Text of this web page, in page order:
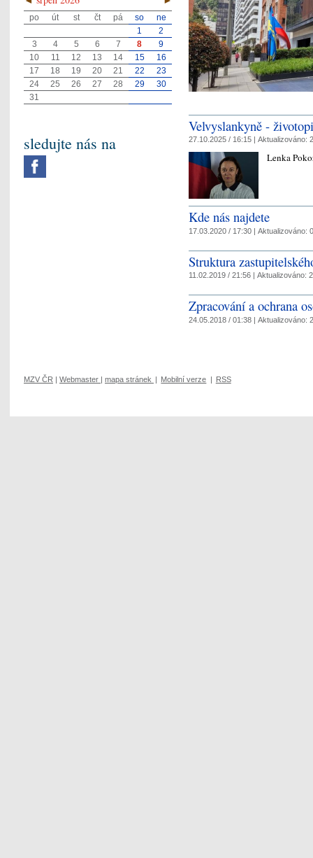
Velvyslankyně -
27.10.2025 / 16:15 | Aktualizováno:
Lenka
Kde nás najdete
17.03.2020 / 17:30 | Aktualizováno:
Struktura
11.02.2019 / 21:56 | Aktualizováno:
Zpracování a ochrana
24.05.2018 / 01:38 | Aktualizováno:
po út st čt pá so
ne
1
2
3
4 5 6 7 8
9
10
11 12 13 14 15
16
17
18 19 20 21 22
23
24
25 26 27 28 29
30
31
sledujte nás na
MZV ČR Webmaster mapa stránek Mobilní verze RSS